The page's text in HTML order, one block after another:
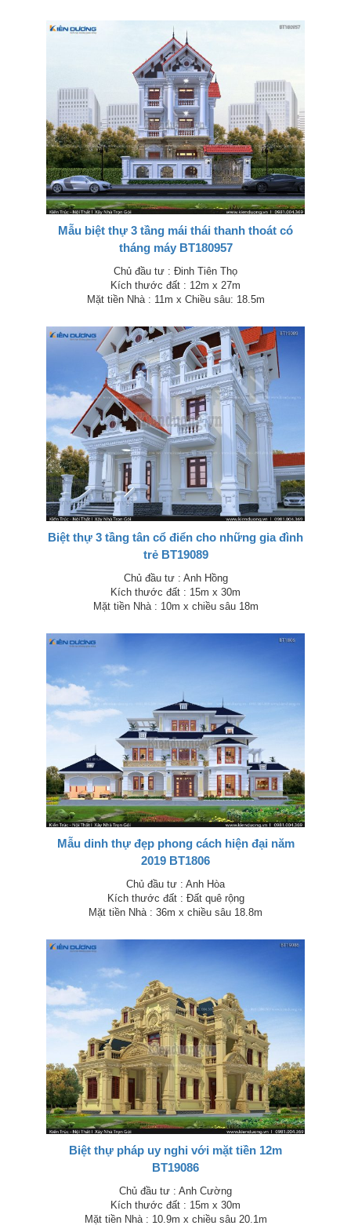
Mẫu biệt thự 3 tầng mái thái thanh thoát có
tháng máy BT180957
Chủ đầu tư : Đinh Tiên Thọ
Kích thước đất : 12m x 27m
Mặt tiền Nhà : 11m x Chiều sâu: 18.5m
Biệt thự 3 tầng tân cổ điển cho những gia đình
trẻ BT19089
Chủ đầu tư : Anh Hồng
Kích thước đất : 15m x 30m
Mặt tiền Nhà : 10m x chiều sâu 18m
Mẫu dinh thự đẹp phong cách hiện đại năm
2019 BT1806
Chủ đầu tư : Anh Hòa
Kích thước đất : Đất quê rộng
Mặt tiền Nhà : 36m x chiều sâu 18.8m
Biệt thự pháp uy nghi với mặt tiền 12m
BT19086
Chủ đầu tư : Anh Cường
Kích thước đất : 15m x 30m
Mặt tiền Nhà : 10.9m x chiều sâu 20.1m